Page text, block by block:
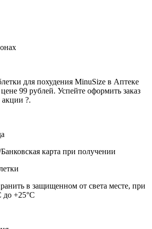
для похудения MinuSize в Аптеке
99 рублей. Успейте оформить заказ
акции ?.
карта при получении
в защищенном от света месте, при
до +25°С